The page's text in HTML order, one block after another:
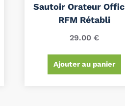
Sautoir Orateur
RFM Rétabli
29.00€
Ajouter au panier